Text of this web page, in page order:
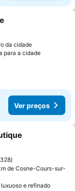
favoritos
da cidade
para a cidade
Ver preços
favoritos
328
de Cosne-Cours-sur-
e refinado